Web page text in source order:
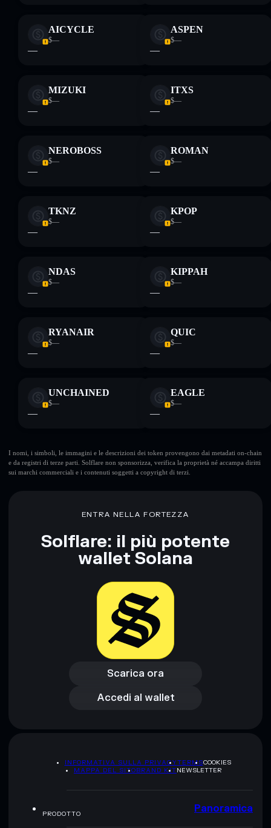
AICYCLE
$—
—
ASPEN
$—
—
MIZUKI
$—
—
ITXS
$—
—
NEROBOSS
$—
—
ROMAN
$—
—
TKNZ
$—
—
KPOP
$—
—
NDAS
$—
—
KIPPAH
$—
—
RYANAIR
$—
—
QUIC
$—
—
UNCHAINED
$—
—
EAGLE
$—
—
I nomi, i simboli, le immagini e le descrizioni dei token provengono dai metadati on-chain
e da registri di terze parti. Solflare non sponsorizza, verifica la proprietà né accampa diritti
sui marchi commerciali e i contenuti soggetti a copyright di terzi.
ENTRA NELLA FORTEZZA
Solflare: il più potente
wallet Solana
Scarica ora
Scarica ora
Accedi al wallet
Accedi al wallet
INFORMATIVA SULLA PRIVACYTERMSCOOKIES
MAPPA DEL SITOBRAND KITNEWSLETTER
PRODOTTO Panoramica